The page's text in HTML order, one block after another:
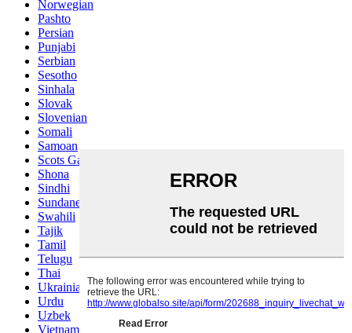
Norwegian
Pashto
Persian
Punjabi
Serbian
Sesotho
Sinhala
Slovak
Slovenian
Somali
Samoan
Scots Gaelic
Shona
Sindhi
Sundanese
Swahili
Tajik
Tamil
Telugu
Thai
Ukrainian
Urdu
Uzbek
Vietnamese